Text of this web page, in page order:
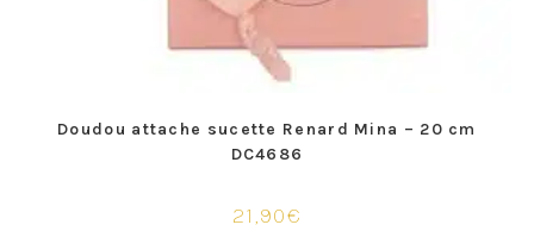
Doudou attache sucette Renard Mina – 20 cm
DC4686
21,90€